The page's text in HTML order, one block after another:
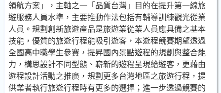
領航方案」，主軸之一「品質台灣」目的在提升第一線旅
遊服務人員水準，主要推動作法包括有輔導訓練觀光從業
人員。規劃創新旅遊產品是旅遊業從業人員應具備之基本
技能，優質的旅遊行程能吸引遊客，本遊程競賽期望透過
全國高中職學生參賽，提昇國內景點遊程的規劃與整合能
力，構思設計不同型態、嶄新的遊程呈現給遊客，更藉由
遊程設計活動之推廣，規劃更多台灣地區之旅遊行程，提
供業者執行旅遊行程時有更多的選擇；進一步透過競賽的